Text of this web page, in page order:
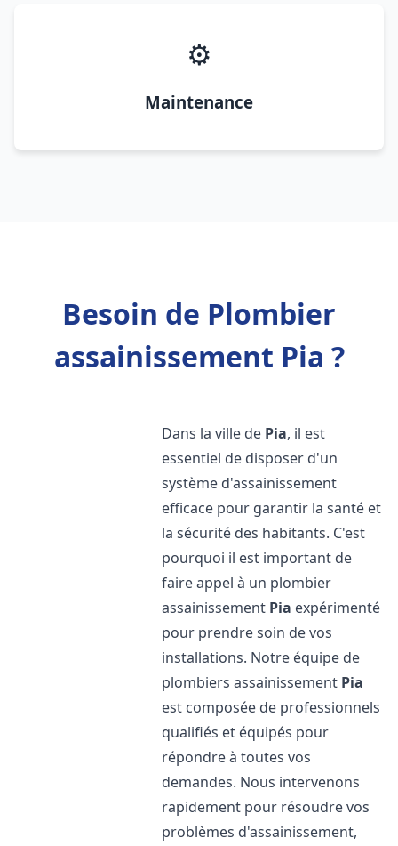
⚙️
Maintenance
Besoin de Plombier
assainissement Pia ?
Dans la ville de Pia, il est
essentiel de disposer d'un
système d'assainissement
efficace pour garantir la santé et
la sécurité des habitants. C'est
pourquoi il est important de
faire appel à un plombier
assainissement Pia expérimenté
pour prendre soin de vos
installations. Notre équipe de
plombiers assainissement Pia
est composée de professionnels
qualifiés et équipés pour
répondre à toutes vos
demandes. Nous intervenons
rapidement pour résoudre vos
problèmes d'assainissement,